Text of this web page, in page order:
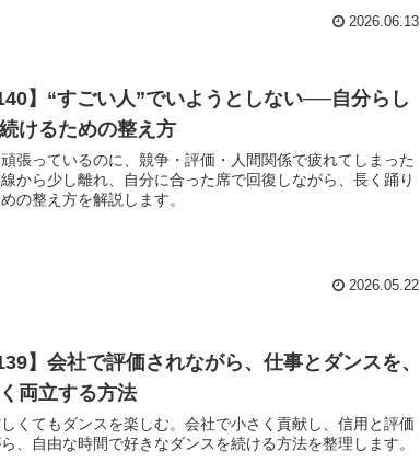
2026.06.13
】“すごい人”でいようとしない──自分らし
けるための整え方
張っているのに、競争・評価・人間関係で疲れてしまった
から少し離れ、自分に合った席で回復しながら、長く踊り
の整え方を解説します。
2026.05.22
】会社で評価されながら、仕事とダンスを、
両立する方法
くてもダンスを楽しむ。会社で小さく貢献し、信用と評価
、自由な時間で好きなダンスを続ける方法を整理します。